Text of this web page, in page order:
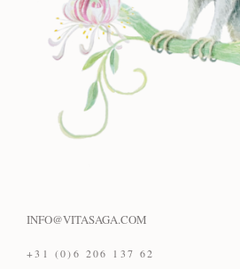
INFO@VITASAGA.COM
+31 (0)6 206 137 62